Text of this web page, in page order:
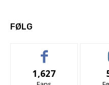
FØLG
1,627